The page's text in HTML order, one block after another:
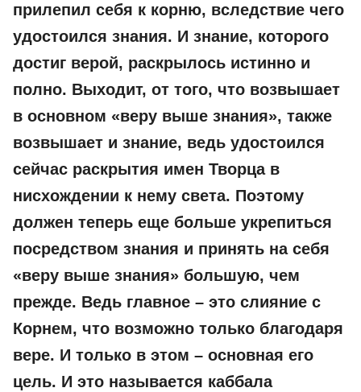
прилепил себя к корню, вследствие чего
удостоился знания. И знание, которого
достиг верой, раскрылось истинно и
полно. Выходит, от того, что возвышает
в основном «веру выше знания», также
возвышает и знание, ведь удостоился
сейчас раскрытия имен Творца в
нисхождении к нему света. Поэтому
должен теперь еще больше укрепиться
посредством знания и принять на себя
«веру выше знания» большую, чем
прежде. Ведь главное – это слияние с
Корнем, что возможно только благодаря
вере. И только в этом – основная его
цель. И это называется каббала